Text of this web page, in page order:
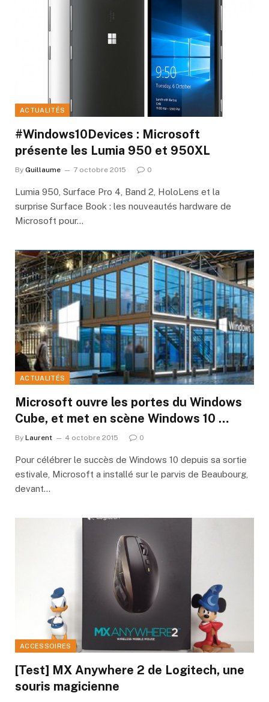
ACTUALITÉS
#Windows10Devices : Microsoft
présente les Lumia 950 et 950XL
By Guillaume 7 octobre 2015 0
Lumia 950, Surface Pro 4, Band 2, HoloLens et la
surprise Surface Book : les nouveautés hardware de
Microsoft pour…
ACTUALITÉS
Microsoft ouvre les portes du Windows
Cube, et met en scène Windows 10 …
By Laurent 4 octobre 2015 0
Pour célébrer le succès de Windows 10 depuis sa sortie
estivale, Microsoft a installé sur le parvis de Beaubourg,
devant…
ACCESSOIRES
[Test] MX Anywhere 2 de Logitech, une
souris magicienne